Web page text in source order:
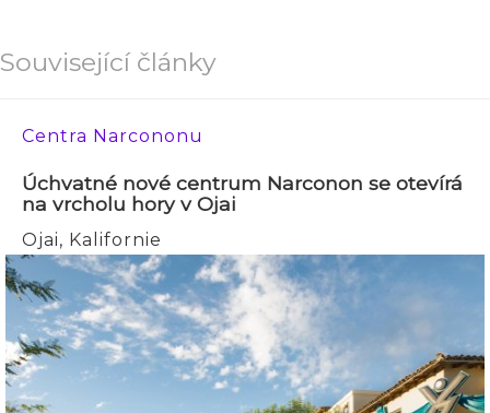
Související články
Centra Narcononu
Úchvatné nové centrum Narconon se otevírá
na vrcholu hory v Ojai
Ojai, Kalifornie